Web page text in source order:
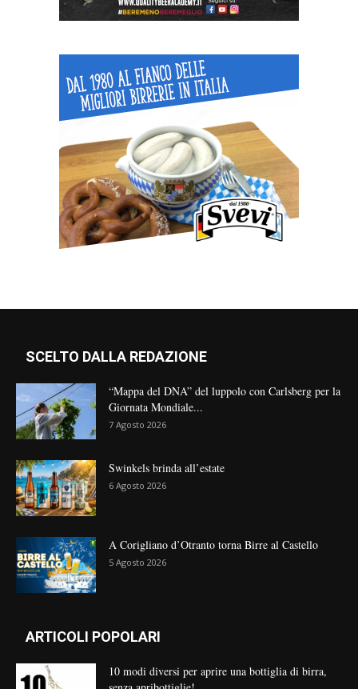
SCELTO DALLA REDAZIONE
“Mappa del DNA” del luppolo con Carlsberg per la
Giornata Mondiale...
7 Agosto 2026
Swinkels brinda all’estate
6 Agosto 2026
A Corigliano d’Otranto torna Birre al Castello
5 Agosto 2026
ARTICOLI POPOLARI
10 modi diversi per aprire una bottiglia di birra,